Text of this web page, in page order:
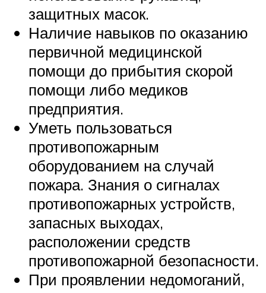
защитных масок.
Наличие навыков по оказанию
первичной медицинской
помощи до прибытия скорой
помощи либо медиков
предприятия.
Уметь пользоваться
противопожарным
оборудованием на случай
пожара. Знания о сигналах
противопожарных устройств,
запасных выходах,
расположении средств
противопожарной безопасности.
При проявлении недомоганий,